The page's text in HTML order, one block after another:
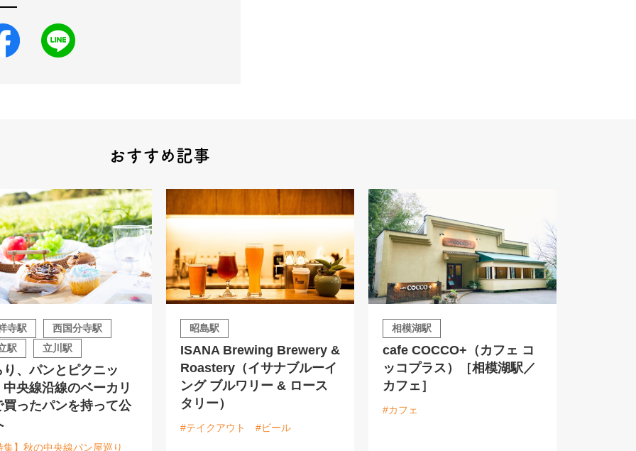
おすすめ記事
寺駅
西国分寺駅
駅
立川駅
り、パンとピクニッ
中央線沿線のベーカリ
買ったパンを持って公
集】秋の中央線パン屋巡り
昭島駅
ISANA Brewing Brewery &
Roastery（イサナブルーイ
ング ブルワリー & ロース
タリー）
#テイクアウト #ビール
相模湖駅
cafe COCCO+（カフェ コ
ッコプラス）［相模湖駅／
カフェ］
#カフェ